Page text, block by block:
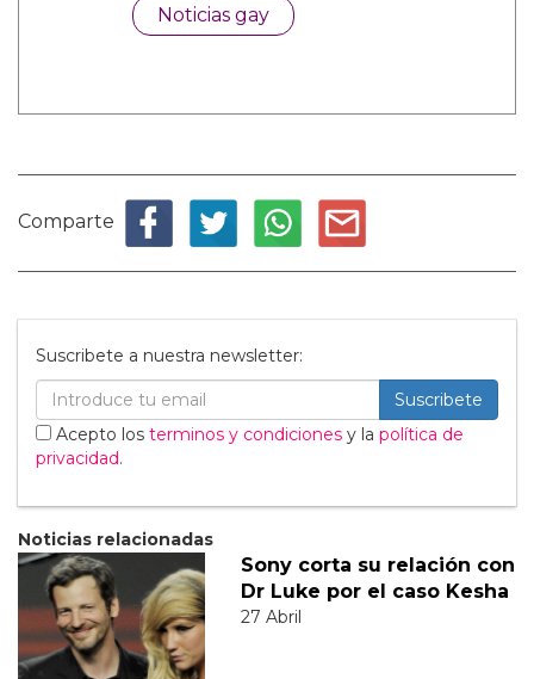
Noticias gay
Comparte
Suscribete a nuestra newsletter:
Suscribete
Acepto los terminos y condiciones y la política de
privacidad.
Noticias relacionadas
Sony corta su relación con
Dr Luke por el caso Kesha
27 Abril